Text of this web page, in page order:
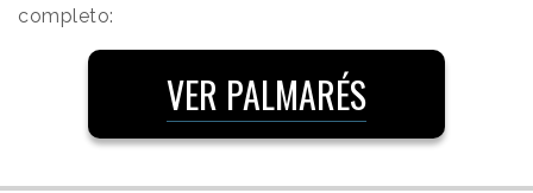
completo:
VER PALMARÉS